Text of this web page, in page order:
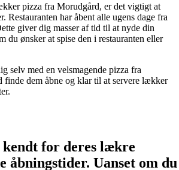
pizza fra Morudgård, er det vigtigt at
Restauranten har åbent alle ugens dage fra
giver dig masser af tid til at nyde din
du ønsker at spise den i restauranten eller
selv med en velsmagende pizza fra
finde dem åbne og klar til at servere lækker
for deres lækre
åbningstider. Uanset om du